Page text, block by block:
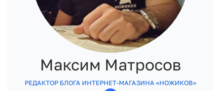
Максим Матросов
РЕДАКТОР БЛОГА ИНТЕРНЕТ-МАГАЗИНА «НОЖИКОВ»